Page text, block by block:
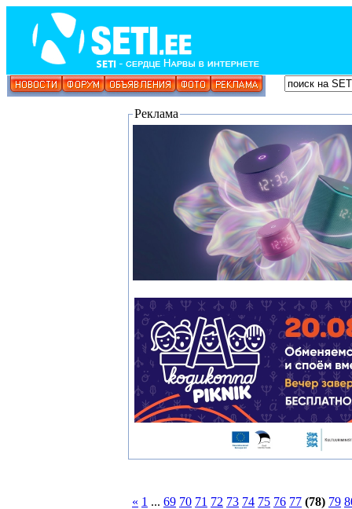
Реклама
« 1 ... 69 70 71 72 73 74 75 76 77 (78) 79